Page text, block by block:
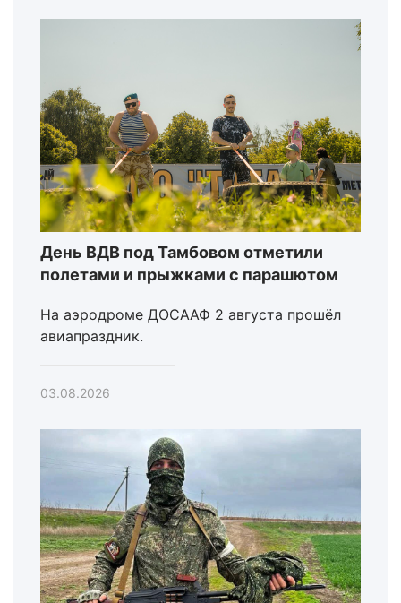
День ВДВ под Тамбовом отметили
полетами и прыжками с парашютом
На аэродроме ДОСААФ 2 августа прошёл
авиапраздник.
03.08.2026